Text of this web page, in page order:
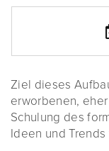
Ziel dieses
erworbenen,
Schulung des
Ideen und